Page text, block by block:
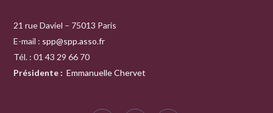
21 rue Daviel – 75013 Paris
E-mail : spp@spp.asso.fr
Tél. : 01 43 29 66 70
Présidente : Emmanuelle Chervet